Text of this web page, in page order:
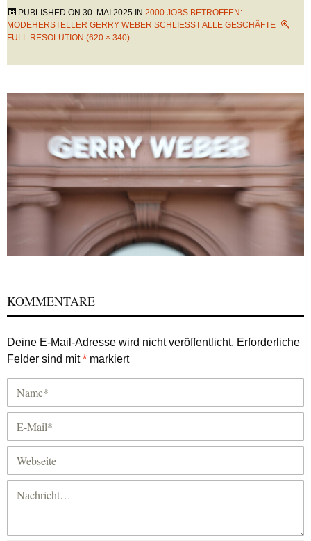
PUBLISHED ON 30. MAI 2025 IN 2000 JOBS BETROFFEN:
MODEHERSTELLER GERRY WEBER SCHLIESST ALLE GESCHÄFTE
FULL RESOLUTION (620 × 340)
KOMMENTARE
Deine E-Mail-Adresse wird nicht veröffentlicht. Erforderliche
Felder sind mit* markiert